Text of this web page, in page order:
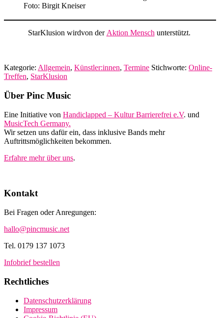
Foto: Birgit Kneiser
StarKlusion wirdvon der Aktion Mensch unterstützt.
Kategorie: Allgemein, Künstler:innen, Termine Stichworte: Online-
Treffen, StarKlusion
Footer
Über Pinc Music
Eine Initiative von Handiclapped – Kultur Barrierefrei e.V. und
MusicTech Germany.
Wir setzen uns dafür ein, dass inklusive Bands mehr
Auftrittsmöglichkeiten bekommen.
Erfahre mehr über uns.
Kontakt
Bei Fragen oder Anregungen:
hallo@pincmusic.net
Tel. 0179 137 1073
Infobrief bestellen
Rechtliches
Datenschutzerklärung
Impressum